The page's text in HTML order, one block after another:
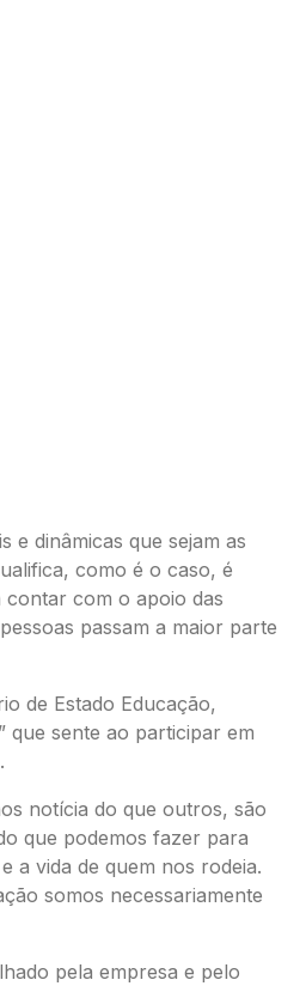
e dinâmicas que sejam as
como é o caso, é
contar com o apoio das
passam a maior parte
de Estado Educação,
que sente ao participar em
notícia do que outros, são
que podemos fazer para
a vida de quem nos rodeia.
somos necessariamente
pela empresa e pelo